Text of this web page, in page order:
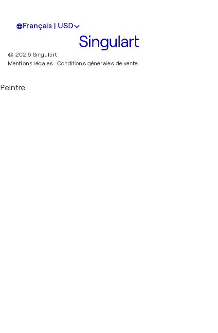
Français | USD
© 2026 Singulart
Mentions légales. Conditions générales de vente
Peintre